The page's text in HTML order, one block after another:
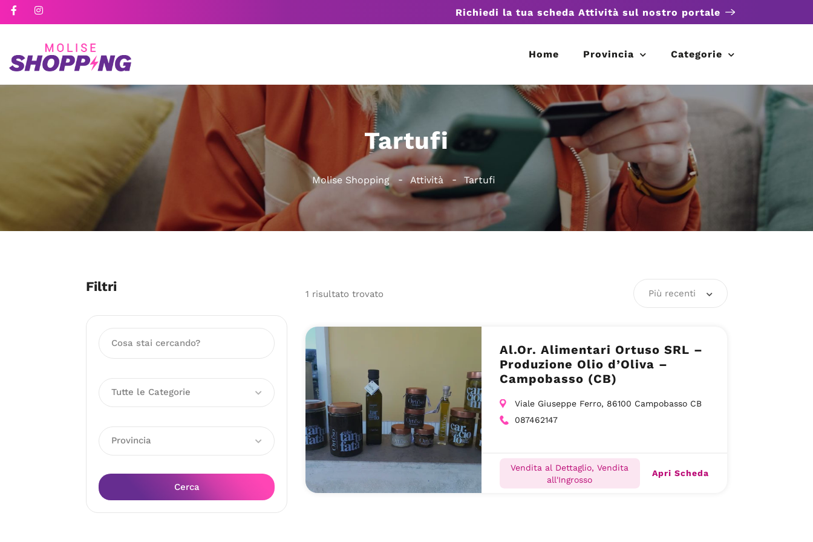
Richiedi la tua scheda Attività sul nostro portale
Home Provincia Categorie
Tartufi
Molise Shopping Attività Tartufi
Filtri
Tutte le Categorie
Provincia
Cerca
1 risultato trovato Più recenti
Al.Or. Alimentari Ortuso SRL –
Produzione Olio d’Oliva –
Campobasso (CB)
Viale Giuseppe Ferro, 86100 Campobasso CB
087462147
Vendita al Dettaglio, Vendita
all'Ingrosso
Apri Scheda